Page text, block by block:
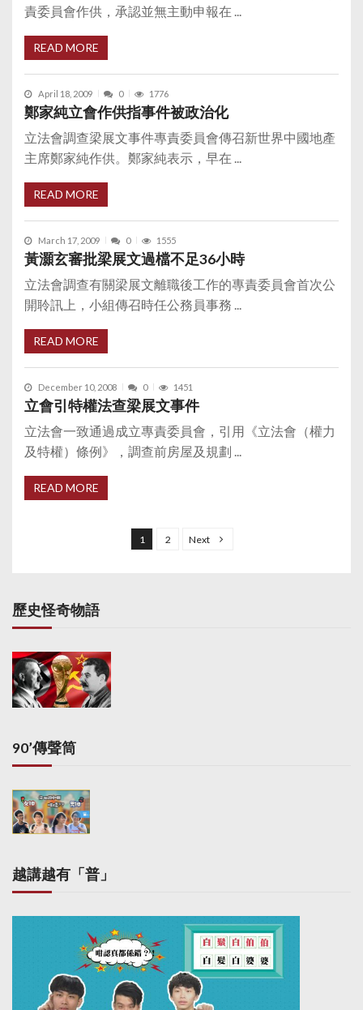
責委員會作供，承認並無主動申報在 ...
READ MORE
April 18, 2009 0 1776
鄭家純立會作供指事件被政治化
立法會調查梁展文事件專責委員會傳召新世界中國地產
主席鄭家純作供。鄭家純表示，早在 ...
READ MORE
March 17, 2009 0 1555
黃灝玄審批梁展文過檔不足36小時
立法會調查有關梁展文離職後工作的專責委員會首次公
開聆訊上，小組傳召時任公務員事務 ...
READ MORE
December 10, 2008 0 1451
立會引特權法查梁展文事件
立法會一致通過成立專責委員會，引用《立法會（權力
及特權）條例》，調查前房屋及規劃 ...
READ MORE
s
p
a
g
i
a
t
i
o
n
1 2 Next
歷史怪奇物語
90’傳聲筒
越講越有「普」